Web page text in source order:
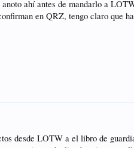
ahí antes de mandarlo a
en QRZ, tengo claro que
desde LOTW a el libro de